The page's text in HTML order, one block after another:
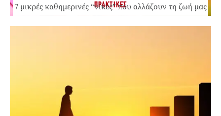
ΠΡΑΚΤΙΚΕΣ
7 μικρές καθημερινές “νίκες” που αλλάζουν τη ζωή μας